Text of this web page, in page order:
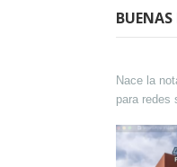
Nace la
para redes